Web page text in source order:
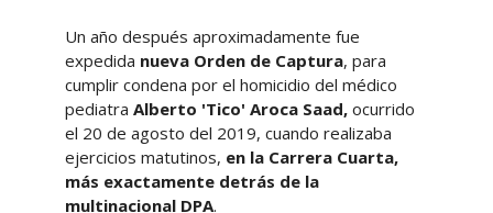
Un año después aproximadamente fue
expedida nueva Orden de Captura, para
cumplir condena por el homicidio del médico
pediatra Alberto 'Tico' Aroca Saad,ocurrido
el 20 de agosto del 2019, cuando realizaba
ejercicios matutinos, en la Carrera Cuarta,
más exactamente detrás de la
multinacional DPA.